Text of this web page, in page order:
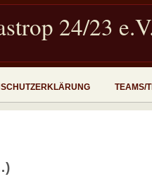
24/23
TEAMS/